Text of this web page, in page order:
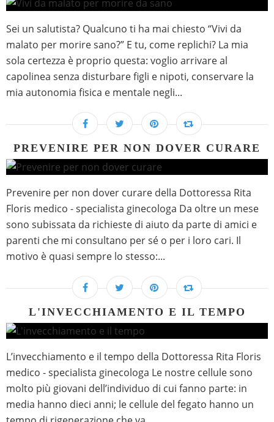
Sei un salutista? Qualcuno ti ha mai chiesto “Vivi da
malato per morire sano?” E tu, come replichi? La mia
sola certezza è proprio questa: voglio arrivare al
capolinea senza disturbare figli e nipoti, conservare la
mia autonomia fisica e mentale negli...
PREVENIRE PER NON DOVER CURARE
Prevenire per non dover curare della Dottoressa Rita
Floris medico - specialista ginecologa Da oltre un mese
sono subissata da richieste di aiuto da parte di amici e
parenti che mi consultano per sé o per i loro cari. Il
motivo è quasi sempre lo stesso:...
L'INVECCHIAMENTO E IL TEMPO
L’invecchiamento e il tempo della Dottoressa Rita Floris
medico - specialista ginecologa Le nostre cellule sono
molto più giovani dell’individuo di cui fanno parte: in
media hanno dieci anni; le cellule del fegato hanno un